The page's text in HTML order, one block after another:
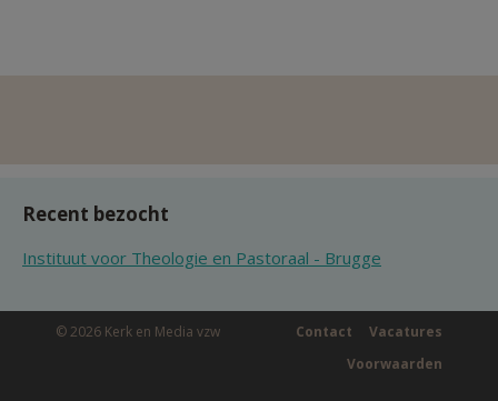
Recent bezocht
Instituut voor Theologie en Pastoraal - Brugge
© 2026 Kerk en Media vzw Vacatures
Contact
Voorwaarden